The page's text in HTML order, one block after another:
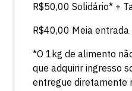
R$50,00 Solidário* +
R$40,00 Meia entrada
*O 1kg de alimento
que adquirir ingresso
entregue diretamente